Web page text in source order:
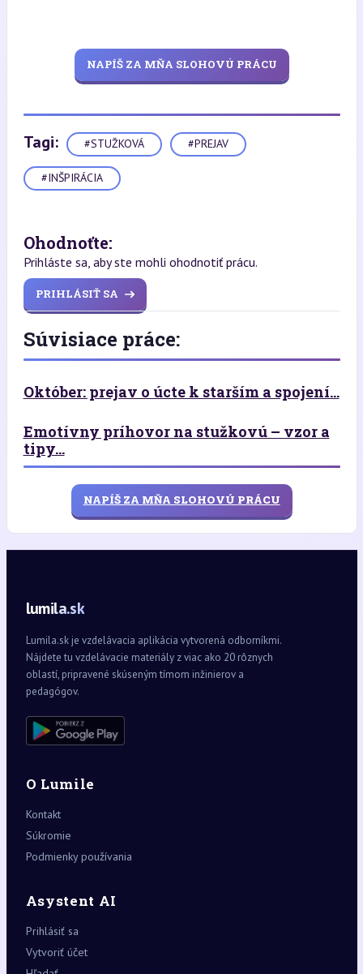
NAPÍŠ ZA MŇA SLOHOVÚ PRÁCU
Tagi: #STUŽKOVÁ #PREJAV
#INŠPIRÁCIA
Ohodnoťte:
Prihláste sa, aby ste mohli ohodnotiť prácu.
PRIHLÁSIŤ SA
Súvisiace práce:
Október: prejav o úcte k starším a spojení...
Emotívny príhovor na stužkovú – vzor a
tipy...
NAPÍŠ ZA MŇA SLOHOVÚ PRÁCU
lumila.sk
Lumila.sk je vzdelávacia aplikácia vytvorená odborníkmi.
Nájdete tu vzdelávacie materiály z viac ako 20 rôznych
oblastí, pripravené skúseným tímom inžinierov a
pedagógov.
O Lumile
Kontakt
Súkromie
Podmienky používania
Asystent AI
Prihlásiť sa
Vytvoriť účet